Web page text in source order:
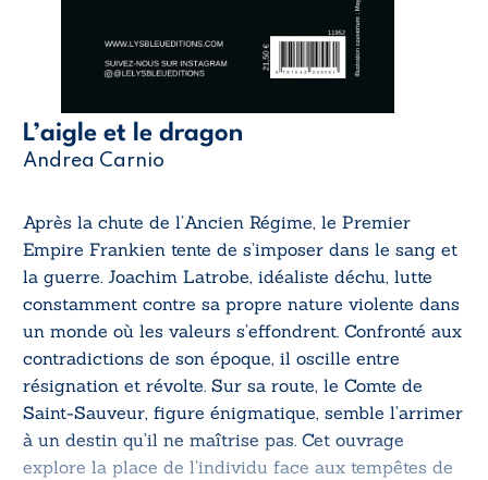
L’aigle et le dragon
Andrea Carnio
Après la chute de l’Ancien Régime, le Premier
Empire Frankien tente de s’imposer dans le sang et
la guerre. Joachim Latrobe, idéaliste déchu, lutte
constamment contre sa propre nature violente dans
un monde où les valeurs s’effondrent. Confronté aux
contradictions de son époque, il oscille entre
résignation et révolte. Sur sa route, le Comte de
Saint-Sauveur, figure énigmatique, semble l’arrimer
à un destin qu’il ne maîtrise pas. Cet ouvrage
explore la place de l’individu face aux tempêtes de